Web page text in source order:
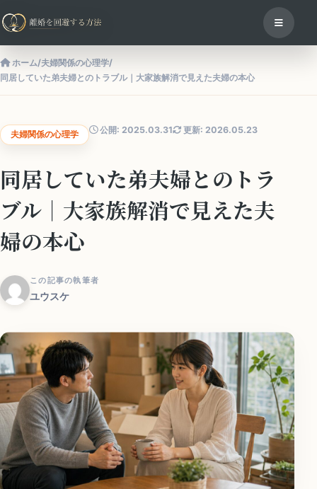
ホーム/夫婦関係の心理学/
同居していた弟夫婦とのトラブル｜大家族解消で見えた夫婦の本心
夫婦関係の心理学 公開: 2025.03.31 更新: 2026.05.23
同居していた弟夫婦とのトラ
ブル｜大家族解消で見えた夫
婦の本心
この記事の執筆者
ユウスケ